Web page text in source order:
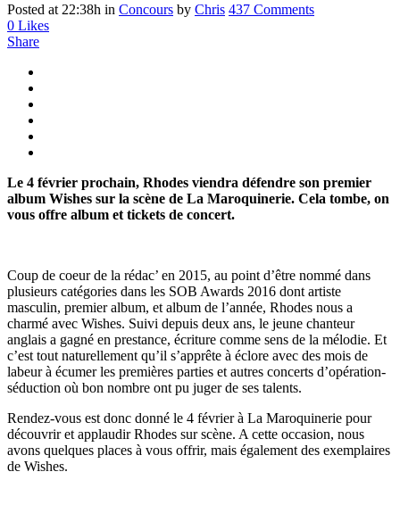
Posted at 22:38h in Concours by Chris 437 Comments
0 Likes
Share
Le 4 février prochain, Rhodes viendra défendre son premier
album Wishes sur la scène de La Maroquinerie. Cela tombe, on
vous offre album et tickets de concert.
Coup de coeur de la rédac’ en 2015, au point d’être nommé dans
plusieurs catégories dans les SOB Awards 2016 dont artiste
masculin, premier album, et album de l’année, Rhodes nous a
charmé avec Wishes. Suivi depuis deux ans, le jeune chanteur
anglais a gagné en prestance, écriture comme sens de la mélodie. Et
c’est tout naturellement qu’il s’apprête à éclore avec des mois de
labeur à écumer les premières parties et autres concerts d’opération-
séduction où bon nombre ont pu juger de ses talents.
Rendez-vous est donc donné le 4 février à La Maroquinerie pour
découvrir et applaudir Rhodes sur scène. A cette occasion, nous
avons quelques places à vous offrir, mais également des exemplaires
de Wishes.